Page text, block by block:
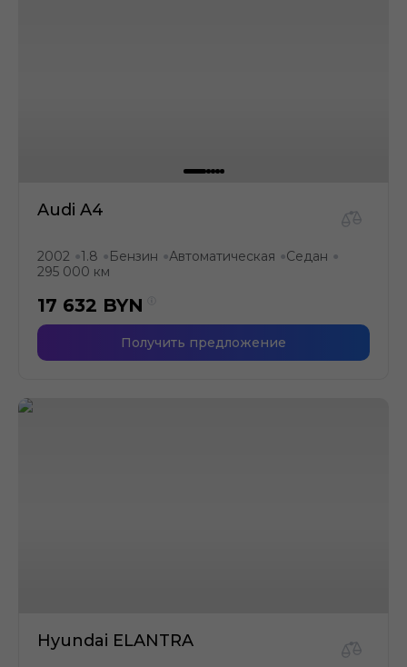
Audi A4
2002 ●1.8 ● Бензин ●Автоматическая ●Седан ●
295 000 км
17 632 BYN
Получить предложение
Hyundai ELANTRA